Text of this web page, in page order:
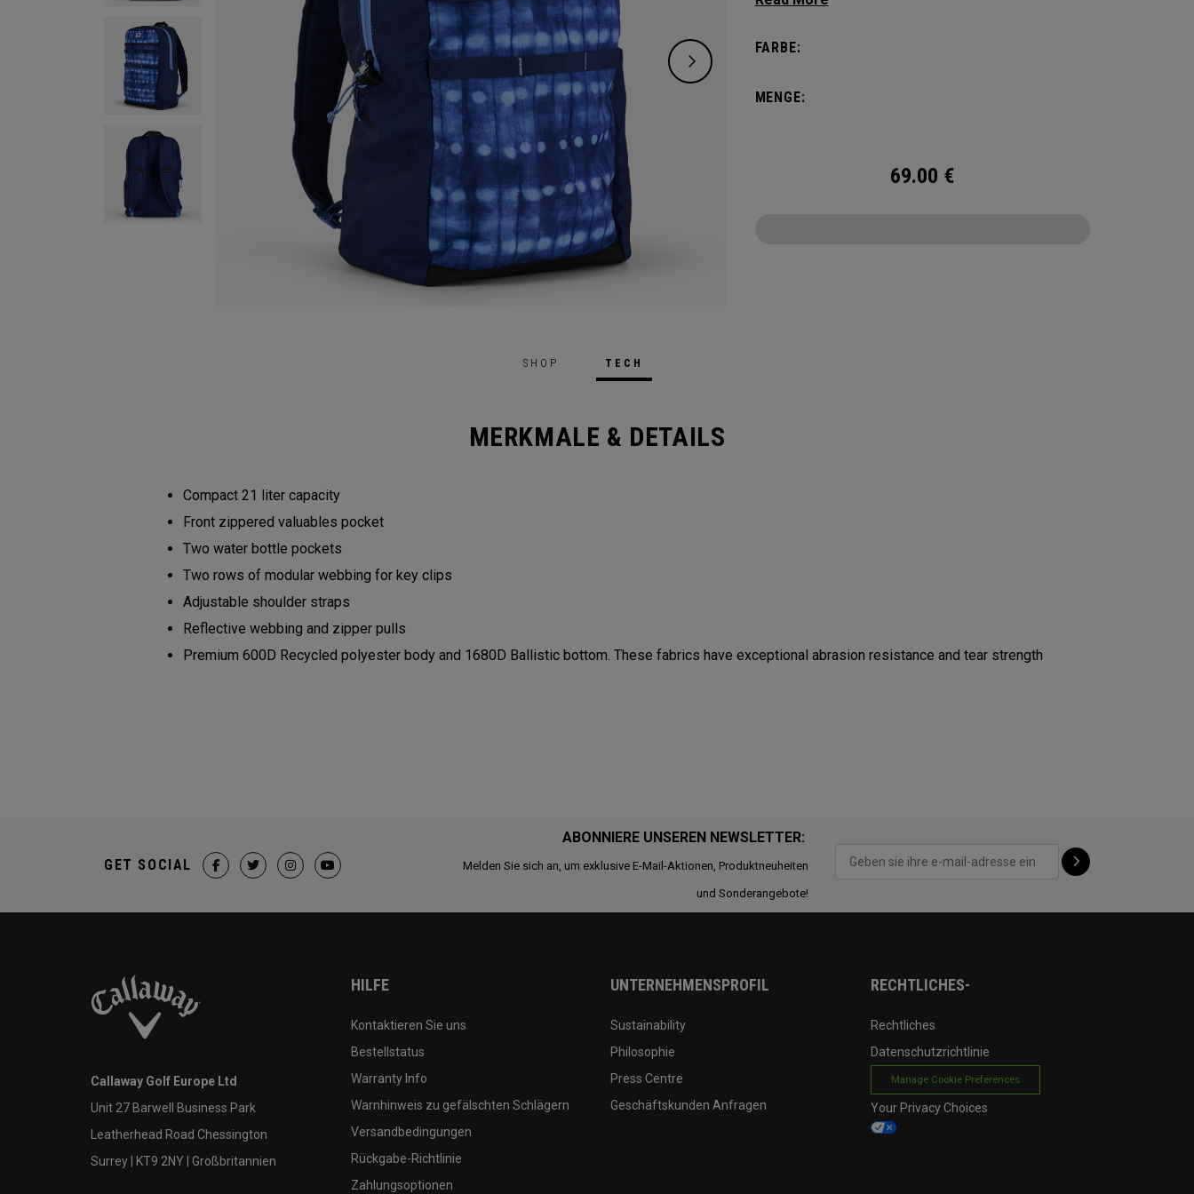
FARBE:
MENGE:
69.00 €
SHOP TECH
MERKMALE & DETAILS
Compact 21 liter capacity
Front zippered valuables pocket
Two water bottle pockets
Two rows of modular webbing for key clips
Adjustable shoulder straps
Reflective webbing and zipper pulls
Premium 600D Recycled polyester body and 1680D Ballistic bottom. These fabrics have exceptional abrasion resistance and tear strength
ABONNIERE UNSEREN NEWSLETTER:
Melden Sie sich an, um exklusive E-Mail-Aktionen, Produktneuheiten
und Sonderangebote!
GET SOCIAL
Callaway Golf Europe Ltd
Unit 27 Barwell Business Park
Leatherhead Road Chessington
Surrey | KT9 2NY | Großbritannien
HILFE
Kontaktieren Sie uns
Bestellstatus
Warranty Info
Warnhinweis zu gefälschten Schlägern
Versandbedingungen
Rückgabe-Richtlinie
Zahlungsoptionen
UNTERNEHMENSPROFIL
Sustainability
Philosophie
Press Centre
Geschäftskunden Anfragen
RECHTLICHES-
Rechtliches
Datenschutzrichtlinie
Manage Cookie Preferences
Your Privacy Choices